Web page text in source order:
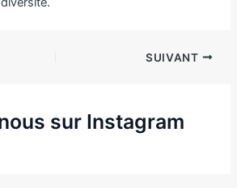
SUIVANT
sur Instagram